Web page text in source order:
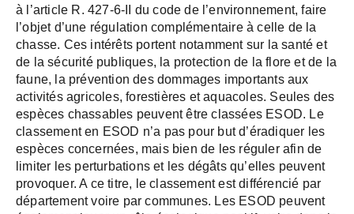
à l’article R. 427-6-II du code de l’environnement, faire
l’objet d’une régulation complémentaire à celle de la
chasse. Ces intérêts portent notamment sur la santé et
de la sécurité publiques, la protection de la flore et de la
faune, la prévention des dommages importants aux
activités agricoles, forestières et aquacoles. Seules des
espèces chassables peuvent être classées ESOD. Le
classement en ESOD n’a pas pour but d’éradiquer les
espèces concernées, mais bien de les réguler afin de
limiter les perturbations et les dégâts qu’elles peuvent
provoquer. A ce titre, le classement est différencié par
département voire par communes. Les ESOD peuvent